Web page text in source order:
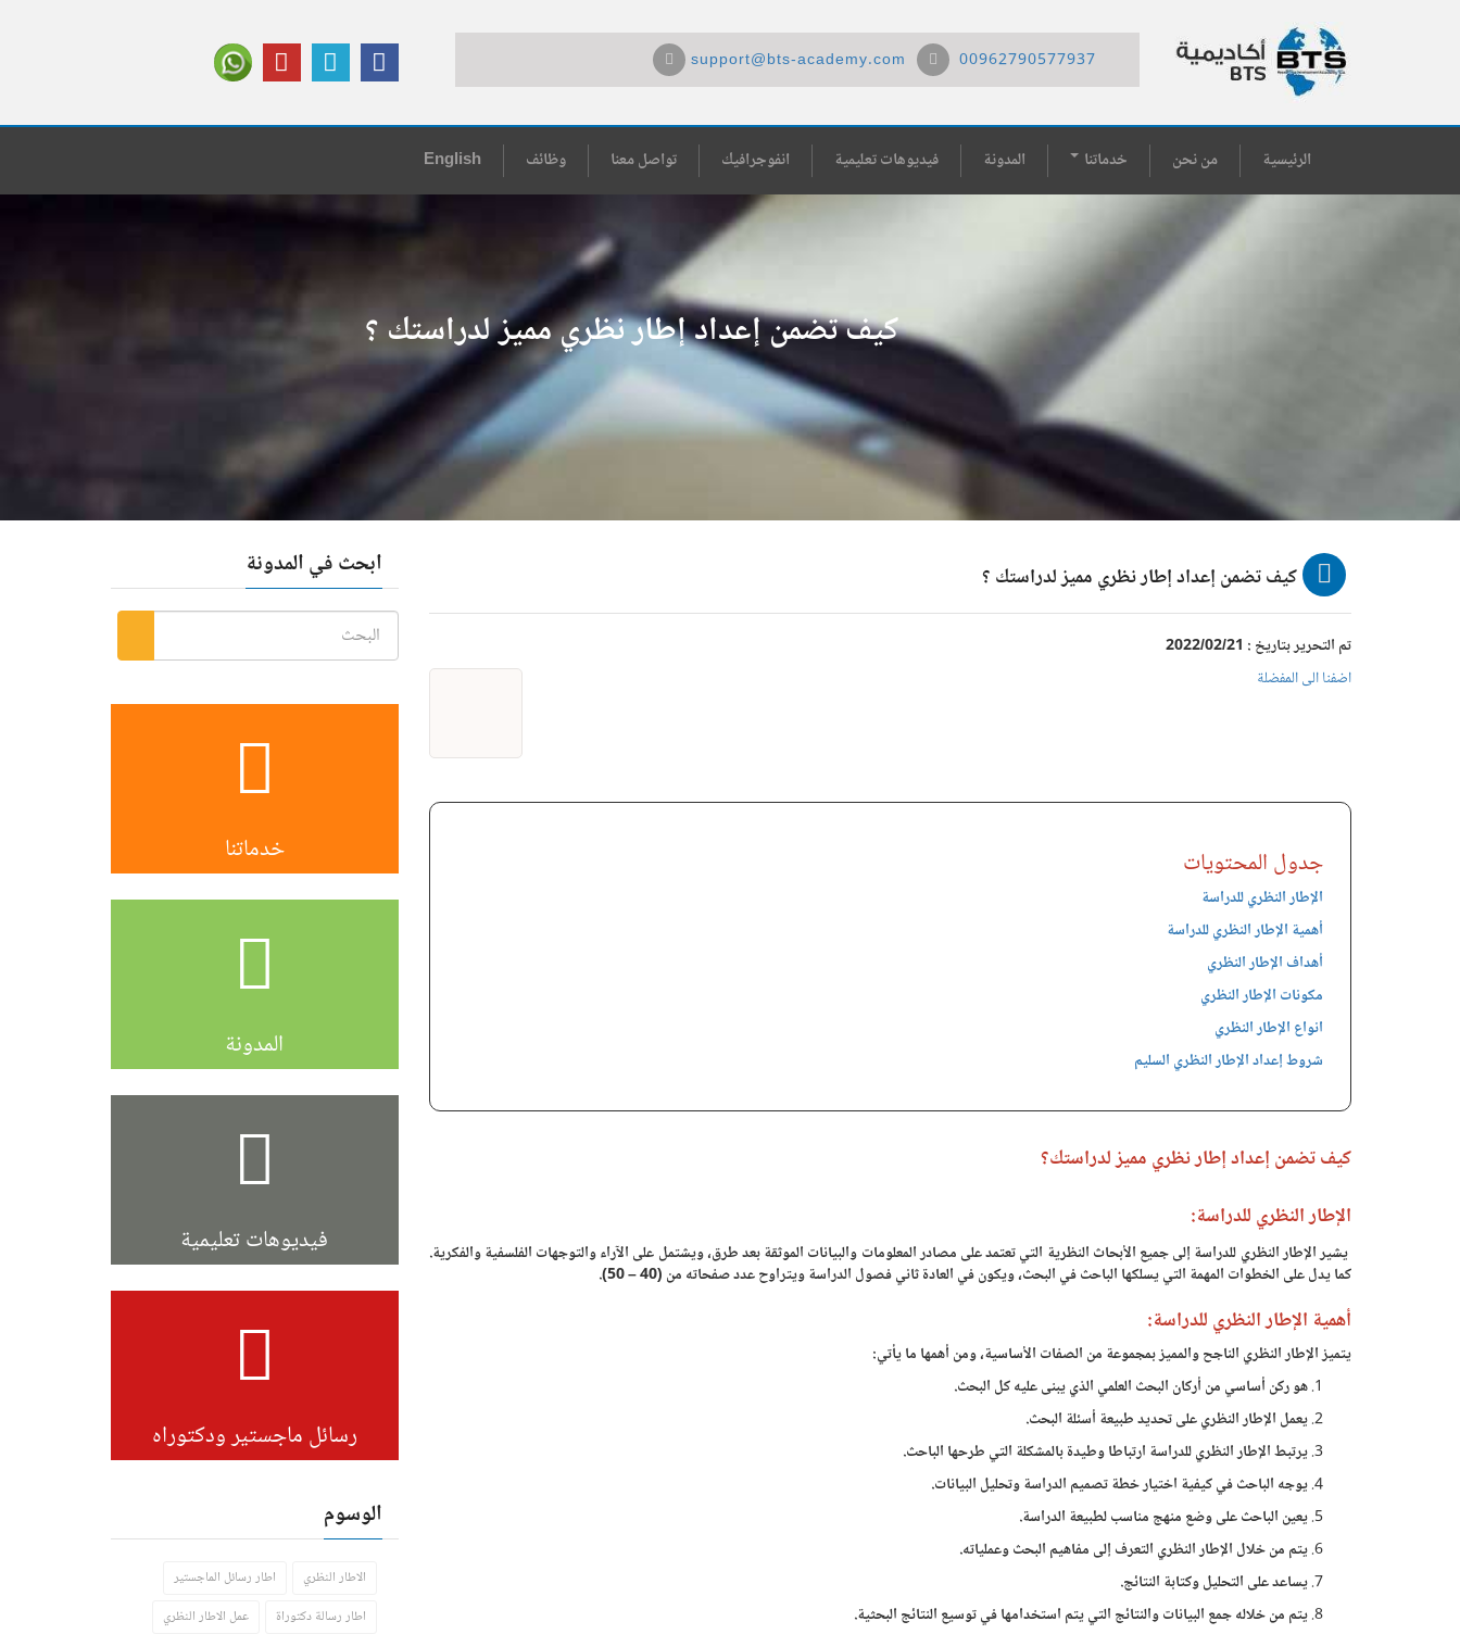
00962790577937
support@bts-academy.com
الرئيسية من نحن خدماتنا المدونة فيديوهات تعليمية انفوجرافيك تواصل معنا وظائف English
كيف تضمن إعداد إطار نظري مميز لدراستك ؟
كيف تضمن إعداد إطار نظري مميز لدراستك ؟
تم التحرير بتاريخ : 2022/02/21
اضفنا الى المفضلة
جدول المحتويات
الإطار النظري للدراسة
أهمية الإطار النظري للدراسة
أهداف الإطار النظري
مكونات الإطار النظري
انواع الإطار النظري
شروط إعداد الإطار النظري السليم
كيف تضمن إعداد إطار نظري مميز لدراستك؟
الإطار النظري للدراسة:
يشير الإطار النظري للدراسة إلى جميع الأبحاث النظرية التي تعتمد على مصادر المعلومات والبيانات الموثقة بعد طرق، ويشتمل على الآراء والتوجهات الفلسفية والفكرية.
كما يدل على الخطوات المهمة التي يسلكها الباحث في البحث، ويكون في العادة ثاني فصول الدراسة ويتراوح عدد صفحاته من (40 – 50).
أهمية الإطار النظري للدراسة:
يتميز الإطار النظري الناجح والمميز بمجموعة من الصفات الأساسية، ومن أهمها ما يأتي:
هو ركن أساسي من أركان البحث العلمي الذي يبنى عليه كل البحث.
يعمل الإطار النظري على تحديد طبيعة أسئلة البحث.
يرتبط الإطار النظري للدراسة ارتباطا وطيدة بالمشكلة التي طرحها الباحث.
يوجه الباحث في كيفية اختيار خطة تصميم الدراسة وتحليل البيانات.
يعين الباحث على وضع منهج مناسب لطبيعة الدراسة.
يتم من خلال الإطار النظري التعرف إلى مفاهيم البحث وعملياته.
يساعد على التحليل وكتابة النتائج.
يتم من خلاله جمع البيانات والنتائج التي يتم استخدامها في توسيع النتائج البحثية.
ابحث في المدونة
خدماتنا
المدونة
فيديوهات تعليمية
رسائل ماجستير ودكتوراه
الوسوم
الاطار النظري
اطار رسائل الماجستير
اطار رسالة دكتوراة
عمل الاطار النظري